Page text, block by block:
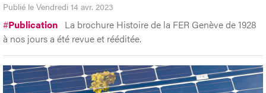
Publié le Vendredi 14 avr. 2023
#Publication La brochure Histoire de la FER Genève de 1928
à nos jours a été revue et rééditée.